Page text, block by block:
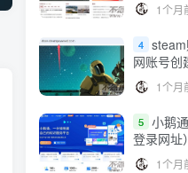
1个月
4
网账号创
1个月
5 小鹅
登录网址）
1个月